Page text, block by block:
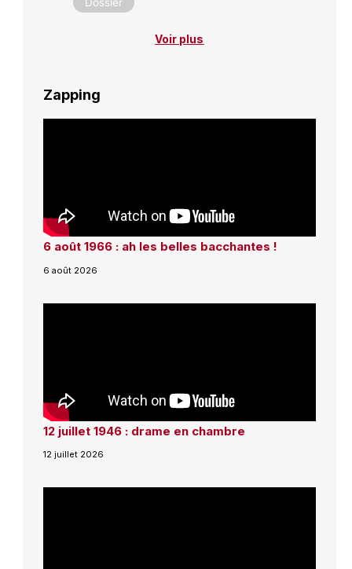
Voir plus
Zapping
6 août 1966 : ah les belles bacchantes !
6 août 2026
12 juillet 1946 : drame en chambre
12 juillet 2026